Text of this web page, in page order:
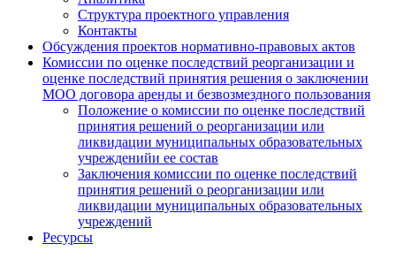
Структура проектного управления
Контакты
Обсуждения проектов нормативно-правовых актов
Комиссии по оценке последствий реорганизации и
оценке последствий принятия решения о заключении
МОО договора аренды и безвозмездного пользования
Положение о комиссии по оценке последствий
принятия решений о реорганизации или
ликвидации муниципальных образовательных
учрежденийи ее состав
Заключения комиссии по оценке последствий
принятия решений о реорганизации или
ликвидации муниципальных образовательных
учреждений
Ресурсы